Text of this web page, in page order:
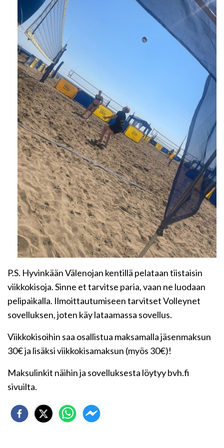
P.S. Hyvinkään Välenojan kentillä pelataan tiistaisin
viikkokisoja. Sinne et tarvitse paria, vaan ne luodaan
pelipaikalla. Ilmoittautumiseen tarvitset Volleynet
sovelluksen, joten käy lataamassa sovellus.
Viikkokisoihin saa osallistua maksamalla jäsenmaksun
30€ ja lisäksi viikkokisamaksun (myös 30€)!
Maksulinkit näihin ja sovelluksesta löytyy bvh.fi
sivuilta.